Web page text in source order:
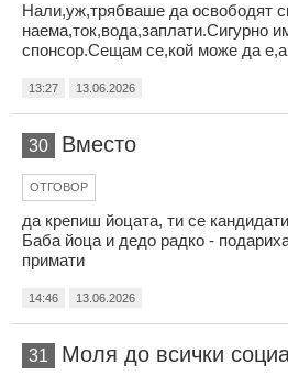
Нали,уж,трябваше да освободят
наема,ток,вода,заплати.Сигурно
спонсор.Сещам се,кой може да
13:27 13.06.2026
30 Вместо
ОТГОВОР
да крепиш йоцата, ти се
Баба йоца и дедо радко -
примати
14:46 13.06.2026
31 Моля до всички